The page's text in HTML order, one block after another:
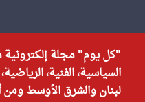
"كل يوم" مجلة إلكترونية
السياسية، الفنية،
لبنان والشرق الأوسط ومن